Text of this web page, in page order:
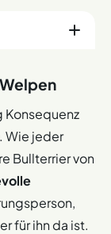
Luft
ihr den
sein, dass
seid.
zu zwölf
diesen
Konsequenz
Wie jeder
Bullterrier von
für ihn da ist.